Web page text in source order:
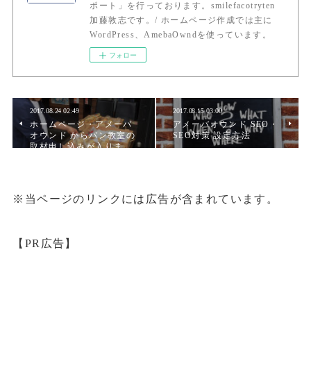
ポート」を行っております。smilefacotryten
加藤敦志です。/ ホームページ作成では主に
WordPress、AmebaOwndを使っています。
フォロー
2017.08.24 02:49
ホームページ・アメーバ
オウンド からパン教室の
取材申し込みが入りま…
2017.08.15 03:00
アメーバオウンド SEO・
SEO対策 設定方法
※当ページのリンクには広告が含まれています。
【PR広告】